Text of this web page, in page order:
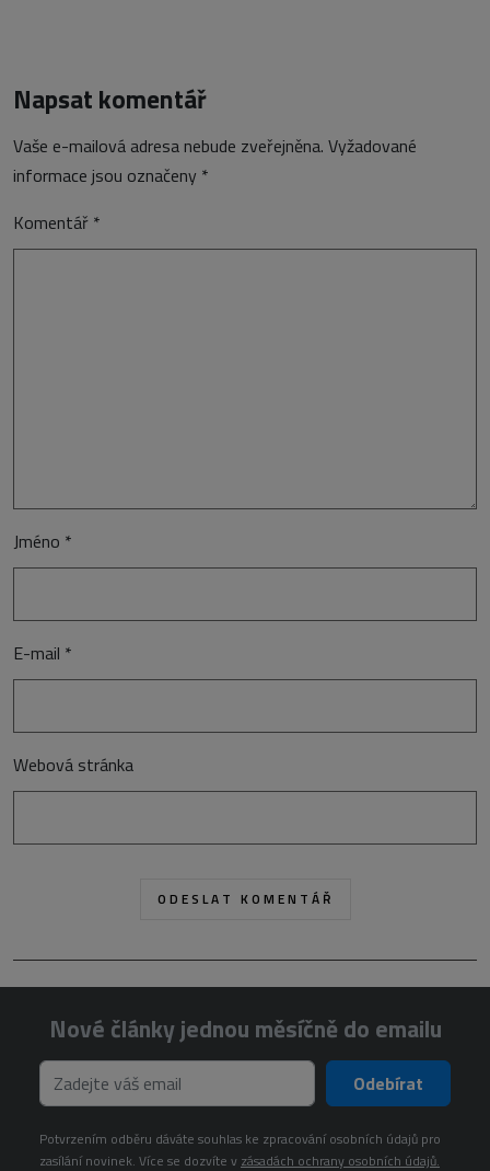
Napsat komentář
Vaše e-mailová adresa nebude zveřejněna. Vyžadované
informace jsou označeny *
Komentář *
Jméno *
E-mail *
Webová stránka
Nové články jednou měsíčně do emailu
Odebírat
Potvrzením odběru dáváte souhlas ke zpracování osobních údajů pro
zasílání novinek. Více se dozvíte v zásadách ochrany osobních údajů.